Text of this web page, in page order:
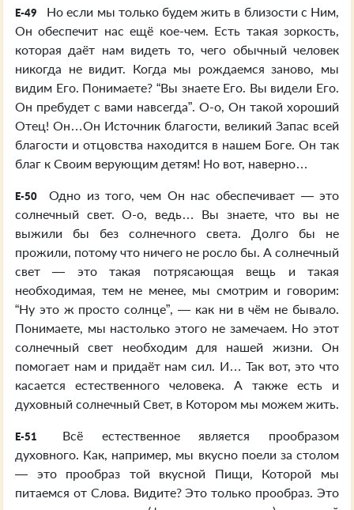
E-49
Но если мы только будем жить в близости с Ним,
Он обеспечит нас ещё кое-чем. Есть такая зоркость,
которая даёт нам видеть то, чего обычный человек
никогда не видит. Когда мы рождаемся заново, мы
видим Его. Понимаете? “Вы знаете Его. Вы видели Его.
Он пребудет с вами навсегда”. О-о, Он такой хороший
Отец! Он…Он Источник благости, великий Запас всей
благости и отцовства находится в нашем Боге. Он так
благ к Своим верующим детям! Но вот, наверно…
E-50
Одно из того, чем Он нас обеспечивает — это
солнечный свет. О-о, ведь… Вы знаете, что вы не
выжили бы без солнечного света. Долго бы не
прожили, потому что ничего не росло бы. А солнечный
свет — это такая потрясающая вещь и такая
необходимая, тем не менее, мы смотрим и говорим:
“Ну это ж просто солнце”, — как ни в чём не бывало.
Понимаете, мы настолько этого не замечаем. Но этот
солнечный свет необходим для нашей жизни. Он
помогает нам и придаёт нам сил. И… Так вот, это что
касается естественного человека. А также есть и
духовный солнечный Свет, в Котором мы можем жить.
E-51
Всё естественное является прообразом
духовного. Как, например, мы вкусно поели за столом
— это прообраз той вкусной Пищи, Которой мы
питаемся от Слова. Видите? Это только прообраз. Это